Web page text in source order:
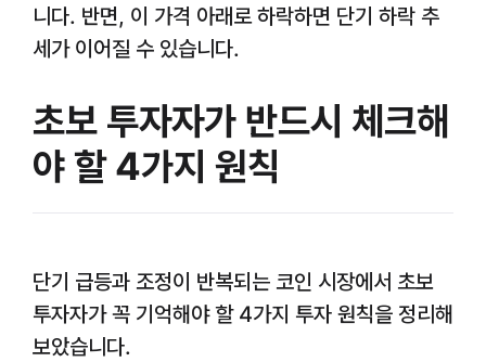
니다. 반면, 이 가격 아래로 하락하면 단기 하락 추
세가 이어질 수 있습니다.
초보 투자자가 반드시 체크해
야 할 4가지 원칙
단기 급등과 조정이 반복되는 코인 시장에서 초보
투자자가 꼭 기억해야 할 4가지 투자 원칙을 정리해
보았습니다.